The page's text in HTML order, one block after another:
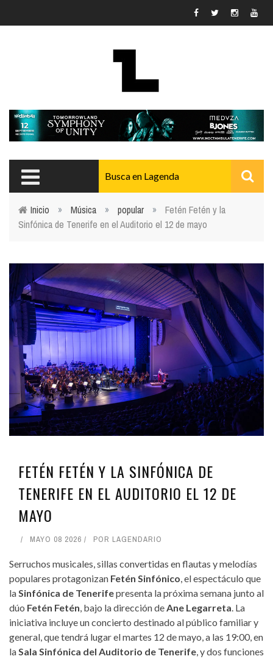
Usted está aquí
Inicio » Música » popular »
Fetén Fetén y la
Sinfónica de Tenerife en el Auditorio el 12 de mayo
FETÉN FETÉN Y LA SINFÓNICA DE
TENERIFE EN EL AUDITORIO EL 12 DE
MAYO
MAYO 08 2026 POR LAGENDARIO
Serruchos musicales, sillas convertidas en flautas y melodías
populares protagonizan Fetén Sinfónico, el espectáculo que
laSinfónica de Tenerifepresenta la próxima semana junto al
dúo Fetén Fetén, bajo la dirección deAne Legarreta. La
iniciativa incluye un concierto destinado al público familiar y
general, que tendrá lugar el martes 12 de mayo, a las 19:00, en
laSala Sinfónica del Auditorio de Tenerife, y dos funciones